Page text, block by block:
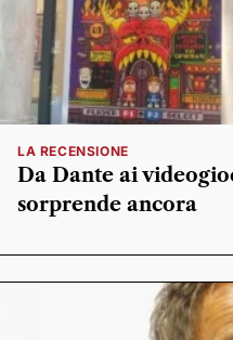
LA RECENSIONE
Da Dante ai
sorprende ancora